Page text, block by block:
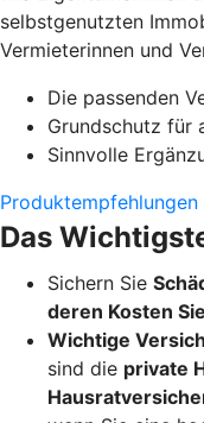
selbstgenutzten
Vermieterinnen und
Die passenden
Grundschutz für
Sinnvolle
Produktempfehlungen
Das
Sichern Sie
deren Kosten
Wichtige
sind die private